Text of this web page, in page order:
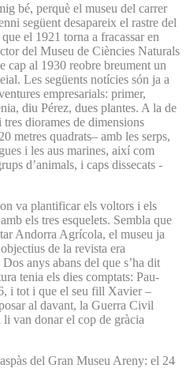
bé, perquè el museu del carrer
següent desapareix el rastre del
el 1921 torna a fracassar en
del Museu de Ciències Naturals
cap al 1930 reobre breument un
Les següents notícies són ja a
empresarials: primer,
diu Pérez, dues plantes. A la de
diorames de dimensions
metres quadrats– amb les serps,
i les aus marines, així com
d’animals, i caps dissecats -
va plantificar els voltors i els
els tres esquelets. Sembla que
Andorra Agrícola, el museu ja
de la revista era
anys abans del que s’ha dit
tenia els dies comptats: Pau-
i tot i que el seu fill Xavier –
al davant, la Guerra Civil
van donar el cop de gràcia
del Gran Museu Areny: el 24